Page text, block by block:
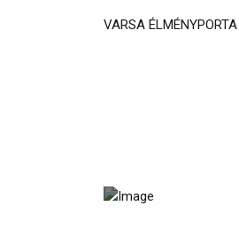
VARSA ÉLMÉNYPORTA